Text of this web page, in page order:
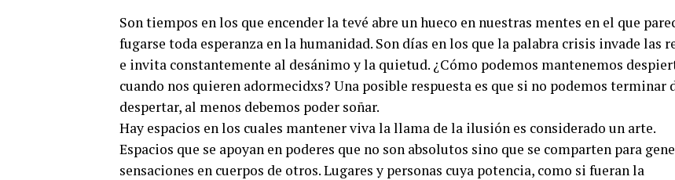
Son tiempos en los que encender la tevé abre un hueco en nuestras mentes en el que
fugarse toda esperanza en la humanidad. Son días en los que la palabra crisis invade las
e invita constantemente al desánimo y la quietud. ¿Cómo podemos mantenemos
cuando nos quieren adormecidxs? Una posible respuesta es que si no podemos terminar
despertar, al menos debemos poder soñar.
Hay espacios en los cuales mantener viva la llama de la ilusión es considerado un arte.
Espacios que se apoyan en poderes que no son absolutos sino que se comparten para
sensaciones en cuerpos de otros. Lugares y personas cuya potencia, como si fueran la